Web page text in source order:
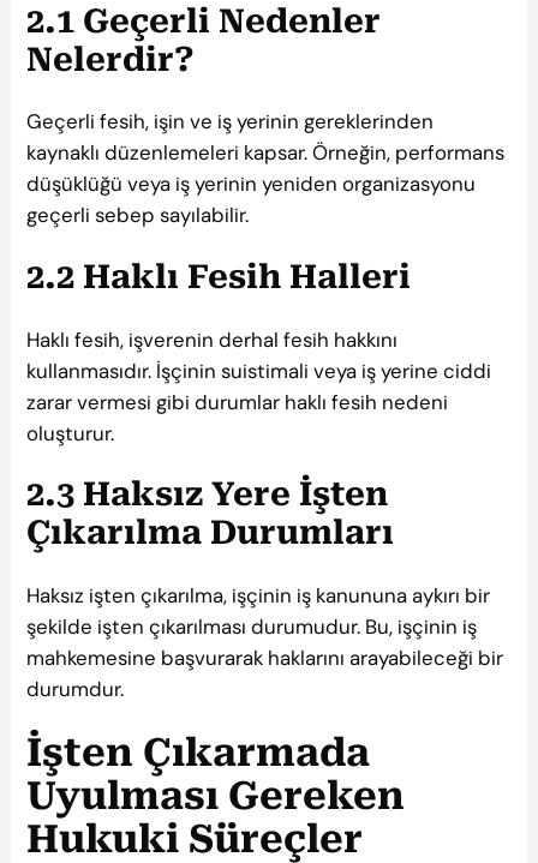
2.1 Geçerli Nedenler
Nelerdir?
Geçerli fesih, işin ve iş yerinin gereklerinden
kaynaklı düzenlemeleri kapsar. Örneğin, performans
düşüklüğü veya iş yerinin yeniden organizasyonu
geçerli sebep sayılabilir.
2.2 Haklı Fesih Halleri
Haklı fesih, işverenin derhal fesih hakkını
kullanmasıdır. İşçinin suistimali veya iş yerine ciddi
zarar vermesi gibi durumlar haklı fesih nedeni
oluşturur.
2.3 Haksız Yere İşten
Çıkarılma Durumları
Haksız işten çıkarılma, işçinin iş kanununa aykırı bir
şekilde işten çıkarılması durumudur. Bu, işçinin iş
mahkemesine başvurarak haklarını arayabileceği bir
durumdur.
İşten Çıkarmada
Uyulması Gereken
Hukuki Süreçler